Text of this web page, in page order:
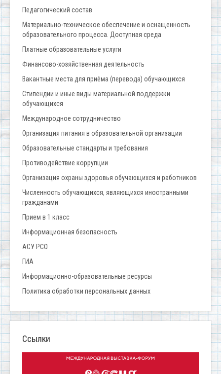
Педагогический состав
Материально-техническое обеспечение и оснащенность
образовательного процесса. Доступная среда
Платные образовательные услуги
Финансово-хозяйственная деятельность
Вакантные места для приёма (перевода) обучающихся
Стипендии и иные виды материальной поддержки
обучающихся
Международное сотрудничество
Организация питания в образовательной организации
Образовательные стандарты и требования
Противодействие коррупции
Организация охраны здоровья обучающихся и работников
Численность обучающихся, являющихся иностранными
гражданами
Прием в 1 класс
Информационная безопасность
АСУ РСО
ГИА
Информационно-образовательные ресурсы
Политика обработки персональных данных
Ссылки